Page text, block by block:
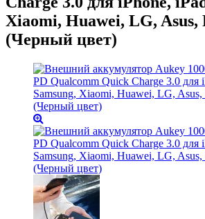
Xiaomi, Huawei, LG, Asus,
(Черный цвет)